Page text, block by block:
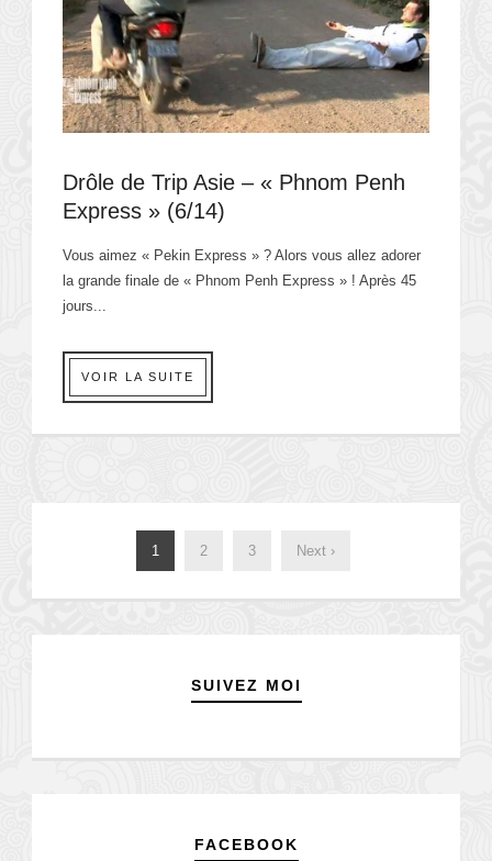
Drôle de Trip Asie – « Phnom Penh
Express » (6/14)
Vous aimez « Pekin Express » ? Alors vous allez adorer
la grande finale de « Phnom Penh Express » ! Après 45
jours...
VOIR LA SUITE
1 2 3 Next ›
SUIVEZ MOI
FACEBOOK